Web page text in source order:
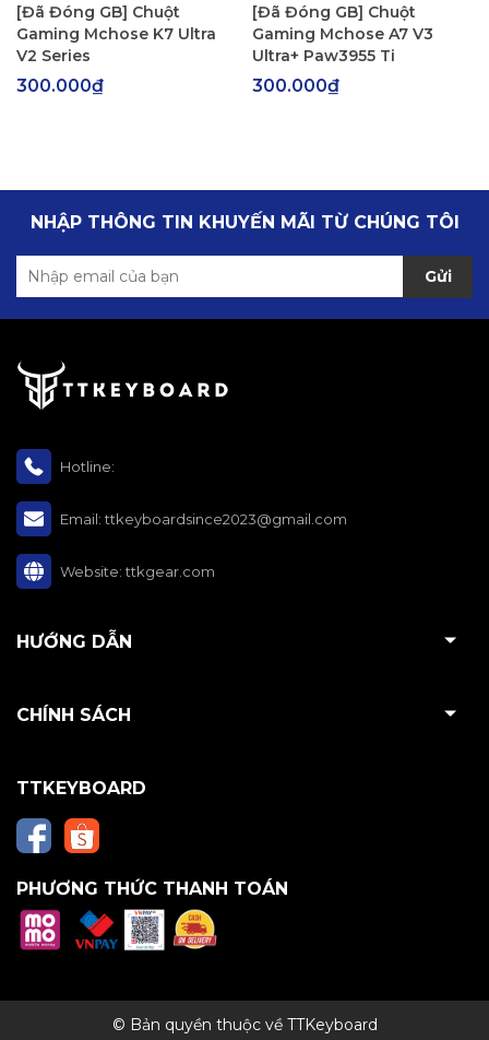
[Đã Đóng GB] Chuột
Gaming Mchose K7 Ultra
V2 Series
300.000₫
[Đã Đóng GB] Chuột
Gaming Mchose A7 V3
Ultra+ Paw3955 Ti
300.000₫
NHẬP THÔNG TIN KHUYẾN MÃI TỪ CHÚNG TÔI
Gửi
Hotline:
Email:ttkeyboardsince2023@gmail.com
Website:ttkgear.com
HƯỚNG DẪN
CHÍNH SÁCH
TTKEYBOARD
PHƯƠNG THỨC THANH TOÁN
© Bản quyền thuộc về TTKeyboard